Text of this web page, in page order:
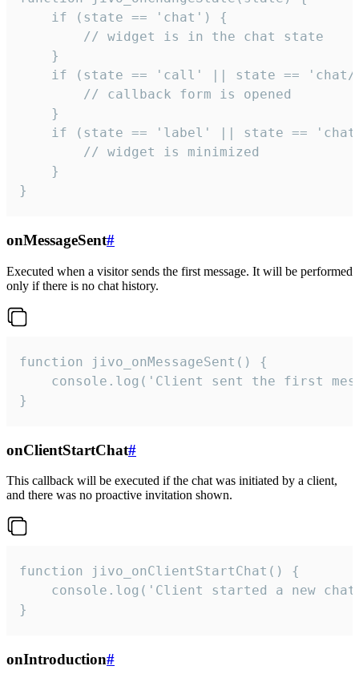
    if (state == 'chat') {
        // widget is in the chat state
    }
if (state == 'call' || state ==
        // callback form is opened
    }
if (state == 'label' || state ==
        // widget is minimized
    }
}
onMessageSent#
Executed when a visitor sends the first message. It will be performed
only if there is no chat history.
function jivo_onMessageSent() {
console.log('Client sent the first
}
onClientStartChat#
This callback will be executed if the chat was initiated by a client,
and there was no proactive invitation shown.
function jivo_onClientStartChat() {
console.log('Client started a new
}
onIntroduction#